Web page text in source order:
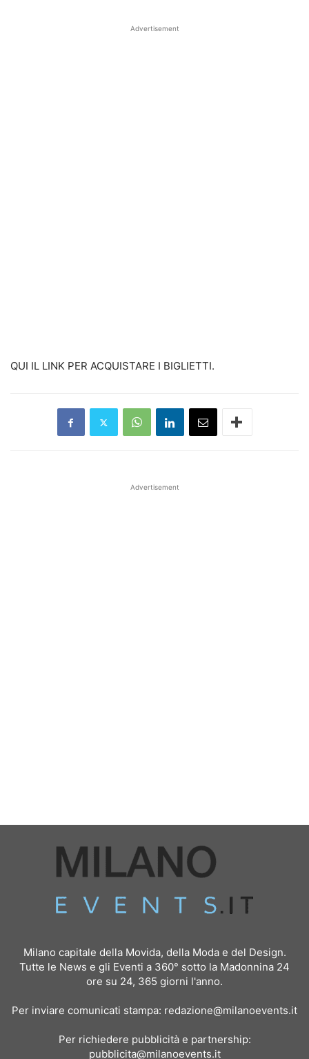
Advertisement
QUI IL LINK PER ACQUISTARE I BIGLIETTI.
Advertisement
Milano capitale della Movida, della Moda e del Design.
Tutte le News e gli Eventi a 360° sotto la Madonnina 24
ore su 24, 365 giorni l'anno.
Per inviare comunicati stampa: redazione@milanoevents.it
Per richiedere pubblicità e partnership:
pubblicita@milanoevents.it